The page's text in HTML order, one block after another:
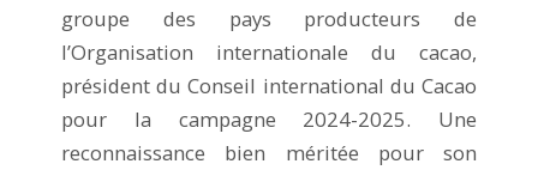
groupe des pays producteurs de
l’Organisation internationale du cacao,
président du Conseil international du Cacao
pour la campagne 2024-2025. Une
reconnaissance bien méritée pour son